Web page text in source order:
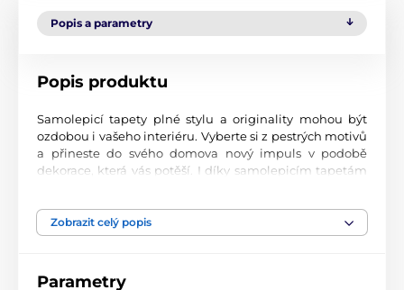
Popis a parametry
Popis produktu
Samolepicí tapety plné stylu a originality mohou být
ozdobou i vašeho interiéru. Vyberte si z pestrých motivů
a přineste do svého domova nový impuls v podobě
dekorace, která vás potěší. I díky samolepicím tapetám
Perfektní tiskové zpracování
materiál s jemným povrchem a matným vzhledem. Tisk
Zobrazit celý popis
Parametry